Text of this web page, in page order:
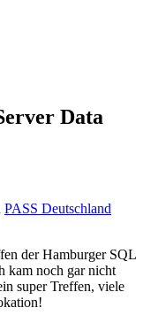
Data
PASS Deutschland
der Hamburger SQL
kam noch gar nicht
super Treffen, viele